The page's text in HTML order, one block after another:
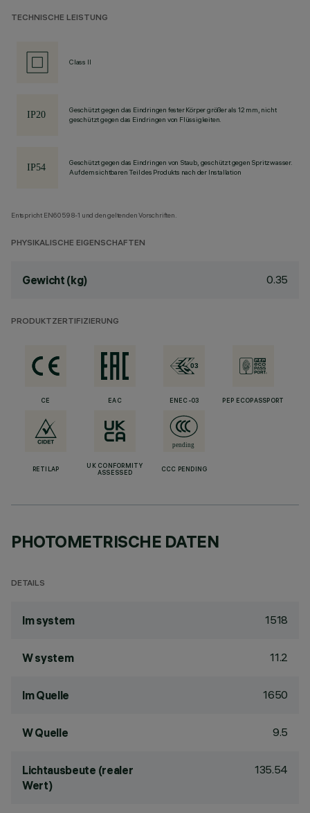
TECHNISCHE LEISTUNG
Class II
Geschützt gegen das Eindringen fester Körper größer als 12 mm, nicht
geschützt gegen das Eindringen von Flüssigkeiten.
Geschützt gegen das Eindringen von Staub, geschützt gegen Spritzwasser.
Auf dem sichtbaren Teil des Produkts nach der Installation
Entspricht EN60598-1 und den geltenden Vorschriften.
PHYSIKALISCHE EIGENSCHAFTEN
Gewicht (kg) 0.35
PRODUKTZERTIFIZIERUNG
CE EAC ENEC-03 PEP ECOPASSPORT
RETILAP
UK CONFORMITY
ASSESSED
CCC PENDING
PHOTOMETRISCHE DATEN
DETAILS
lm system 1518
W system 11.2
lm Quelle 1650
W Quelle 9.5
Lichtausbeute (realer
Wert)
135.54